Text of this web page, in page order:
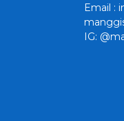
Email :
IG: